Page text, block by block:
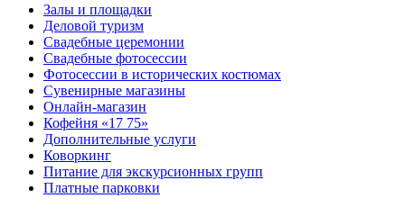
Залы и площадки
Деловой туризм
Свадебные церемонии
Свадебные фотосессии
Фотосессии в исторических костюмах
Сувенирные магазины
Онлайн-магазин
Кофейня «17 75»
Дополнительные услуги
Коворкинг
Питание для экскурсионных групп
Платные парковки